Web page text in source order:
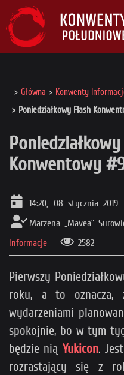
Główna
Konwenty
Poniedziałkowy Flash
Konwentowy
14:20, 08 stycznia 2019
Marzena „Mavea”
Informacje
2582
Pierwszy
roku, a to oznacza,
wydarzeniami
spokojnie, bo w tym
będzie nią Yukicon.
rozrastający się z